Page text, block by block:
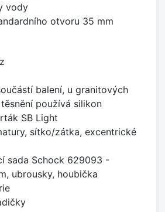
vody
otvoru 35 mm
balení, u granitových
používá silikon
SB Light
sítko/zátka, excentrické
sada Schock 629093 -
ubrousky, houbička